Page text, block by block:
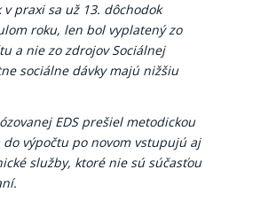
v praxi sa už 13. dôchodok
roku, len bol vyplatený zo
a nie zo zdrojov Sociálnej
sociálne dávky majú nižšiu
EDS prešiel metodickou
výpočtu po novom vstupujú aj
služby, ktoré nie sú súčasťou